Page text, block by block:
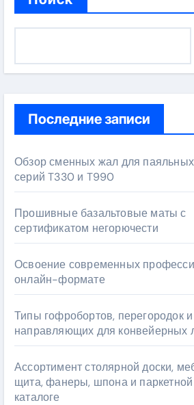
Последние записи
Обзор сменных жал для паяльных
серий T330 и T990
Прошивные базальтовые маты с
сертификатом негорючести
Освоение современных
онлайн-формате
Типы гофробортов, перегородок и
направляющих для конвейерных
Ассортимент столярной доски,
щита, фанеры, шпона и
каталоге